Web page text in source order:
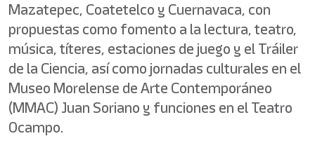
Mazatepec, Coatetelco y Cuernavaca, con
propuestas como fomento a la lectura, teatro,
música, títeres, estaciones de juego y el Tráiler
de la Ciencia, así como jornadas culturales en el
Museo Morelense de Arte Contemporáneo
(MMAC) Juan Soriano y funciones en el Teatro
Ocampo.